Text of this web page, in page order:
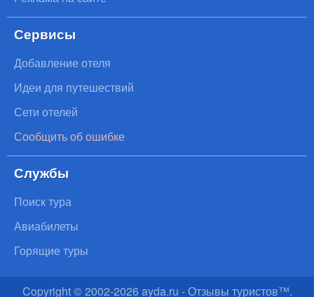
Сервисы
Добавление отеля
Идеи для путешествий
Сети отелей
Сообщить об ошибке
Службы
Поиск тура
Авиабилеты
Горящие туры
Copyright © 2002-2026 ayda.ru - Отзывы туристов™.